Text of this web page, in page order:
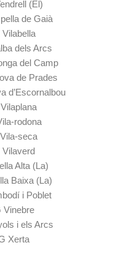
(El)
de Gaià
dels Arcs
del Camp
de Prades
d’Escornalbou
rodona
seca
Vilaverd
Alta (La)
Baixa (La)
i Poblet
Vinebre
i els Arcs
Xerta